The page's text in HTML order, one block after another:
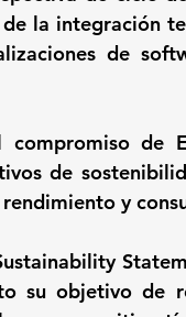
la integración
de
compromiso de
de
y
su objetivo de